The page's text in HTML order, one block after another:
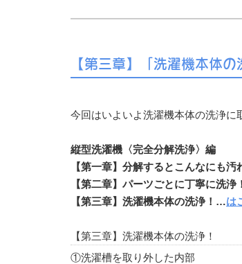
【第三章】「洗濯機本体
今回はいよいよ洗濯機本体の洗浄に
縦型洗濯機〈完全分解洗浄〉編
【第一章】分解するとこんなにも
【第二章】パーツごとに丁寧に洗
【第三章】洗濯機本体の洗浄！…は
【第三章】洗濯機本体の洗浄！
①洗濯槽を取り外した内部